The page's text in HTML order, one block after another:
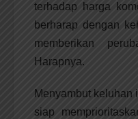
terhadap harga
berharap dengan
memberikan
Harapnya.
Menyambut keluhan
siap